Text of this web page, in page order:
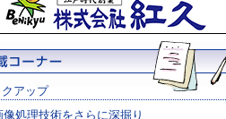
アップ
像処理技術をさらに深掘り